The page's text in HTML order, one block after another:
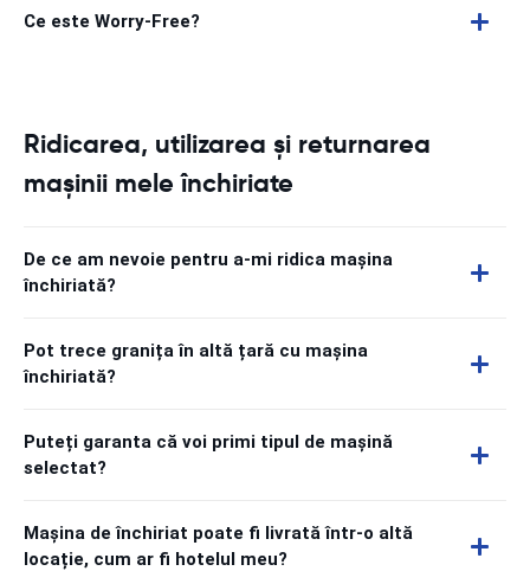
Ce este Worry-Free?
Ridicarea, utilizarea și returnarea
mașinii mele închiriate
De ce am nevoie pentru a-mi ridica mașina
închiriată?
Pot trece granița în altă țară cu mașina
închiriată?
Puteți garanta că voi primi tipul de mașină
selectat?
Mașina de închiriat poate fi livrată într-o altă
locație, cum ar fi hotelul meu?